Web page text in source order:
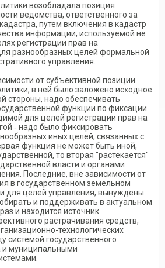
возобладала позиция
ведомства, ответственного за
путем включения в кадастр
информации, используемой не
регистрации прав на
разнообразных целей формальной
управления.
от субъективной позиции
в ней было заложено исходное
стороны, надо обеспечивать
функции по фиксации
для целей регистрации прав на
‑ надо было фиксировать
иных целей, связанных с
функция не может быть иной,
то вторая "растекается"
власти и органами
Последние, вне зависимости от
в государственном земельном
для целей управления, вынуждены
и поддерживать в актуальном
и находится источник
растрачивания средств,
технологических
системой государственного
и муниципальными